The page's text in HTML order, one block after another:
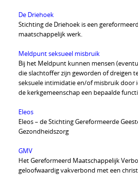
De Driehoek
Stichting de Driehoek is een
maatschappelijk werk.
Meldpunt seksueel misbruik
Bij het Meldpunt kunnen mensen
die slachtoffer zijn geworden of dreigen
seksuele intimidatie en/of misbruik door
de kerkgemeenschap een bepaalde
Eleos
Eleos – de Stichting Gereformeerde
Gezondheidszorg
GMV
Het Gereformeerd Maatschappelijk
geloofwaardig vakverbond met een